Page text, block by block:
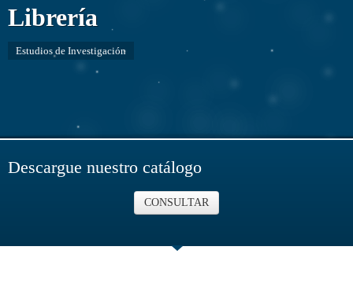
Librería
Estudios de Investigación
Descargue nuestro catálogo
CONSULTAR